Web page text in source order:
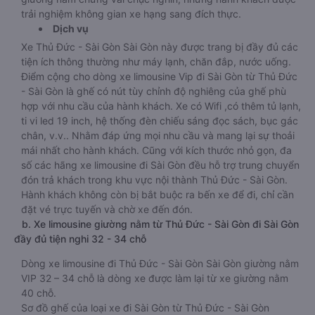
trải nghiệm không gian xe hạng sang đích thực.
Dịch vụ
Xe Thủ Đức - Sài Gòn Sài Gòn này được trang bị đầy đủ các
tiện ích thông thường như máy lạnh, chăn đắp, nước uống.
Điểm cộng cho dòng xe limousine Vip đi Sài Gòn từ Thủ Đức
- Sài Gòn là ghế có nút tùy chỉnh độ nghiêng của ghế phù
hợp với nhu cầu của hành khách. Xe có Wifi ,có thêm tủ lạnh,
ti vi led 19 inch, hệ thống đèn chiếu sáng đọc sách, bục gác
chân, v.v.. Nhằm đáp ứng mọi nhu cầu và mang lại sự thoải
mái nhất cho hành khách. Cũng với kích thước nhỏ gọn, đa
số các hãng xe limousine đi Sài Gòn đều hỗ trợ trung chuyển
đón trả khách trong khu vực nội thành Thủ Đức - Sài Gòn.
Hành khách không còn bị bắt buộc ra bến xe để đi, chỉ cần
đặt vé trực tuyến và chờ xe đến đón.
b. Xe limousine giường nằm từ Thủ Đức - Sài Gòn đi Sài Gòn
đầy đủ tiện nghi 32 - 34 chỗ
Dòng xe limousine đi Thủ Đức - Sài Gòn Sài Gòn giường nằm
VIP 32 – 34 chỗ là dòng xe được làm lại từ xe giường nằm
40 chỗ.
Sơ đồ ghế của loại xe đi Sài Gòn từ Thủ Đức - Sài Gòn